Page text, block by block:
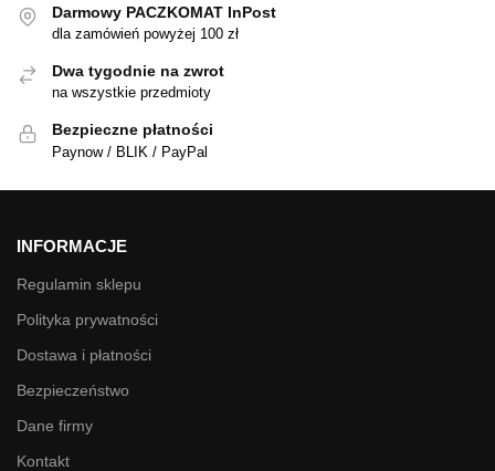
Darmowy PACZKOMAT InPost
dla zamówień powyżej 100 zł
Dwa tygodnie na zwrot
na wszystkie przedmioty
Bezpieczne płatności
Paynow / BLIK / PayPal
INFORMACJE
Regulamin sklepu
Polityka prywatności
Dostawa i płatności
Bezpieczeństwo
Dane firmy
Kontakt